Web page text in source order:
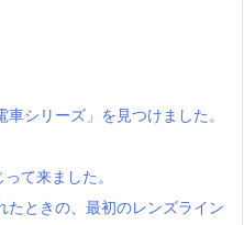
シリーズ」を見つけました。
て来ました。
たときの、最初のレンズライン